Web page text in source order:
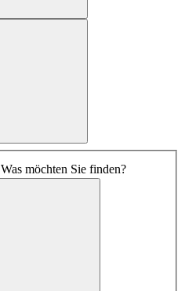
Was möchten Sie finden?